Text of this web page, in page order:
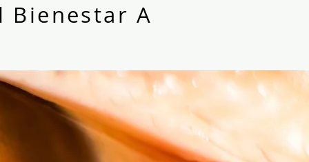
Bienestar A